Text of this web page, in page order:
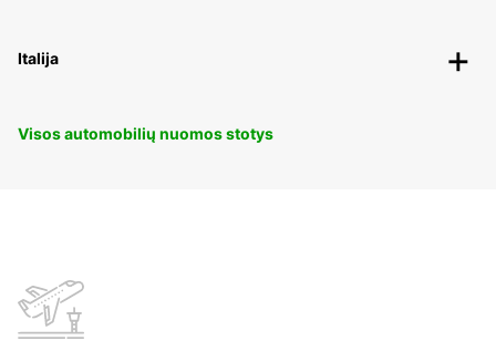
Italija
Visos automobilių nuomos stotys